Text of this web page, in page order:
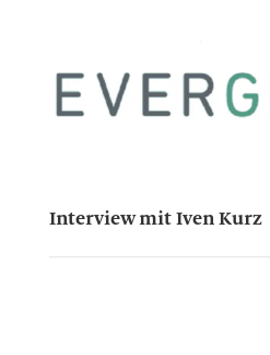
Interview mit Iven Kurz